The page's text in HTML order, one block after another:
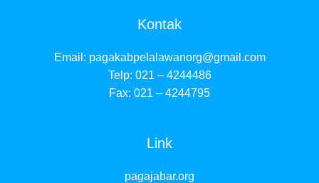
Kontak
Email: pagakabpelalawanorg@gmail.com
Telp: 021 – 4244486
Fax: 021 – 4244795
Link
pagajabar.org